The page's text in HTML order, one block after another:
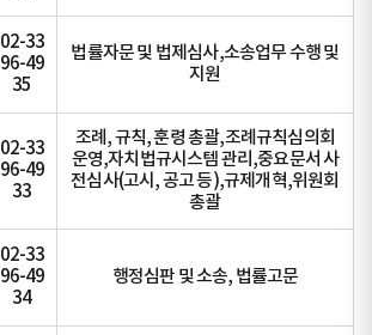
02-33
96-49
35
법률자문 및 법제심사,소송업무 수행 및
지원
02-33
96-49
33
조례, 규칙, 훈령 총괄,조례규칙심의회
운영,자치법규시스템 관리,중요문서 사
전심사(고시, 공고 등),규제개혁,위원회
총괄
02-33
96-49
34
행정심판 및 소송, 법률고문